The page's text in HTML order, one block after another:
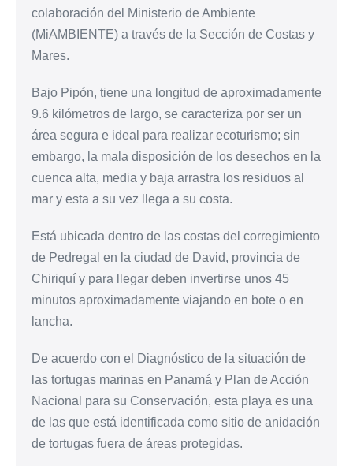
colaboración del Ministerio de Ambiente
(MiAMBIENTE) a través de la Sección de Costas y
Mares.
Bajo Pipón, tiene una longitud de aproximadamente
9.6 kilómetros de largo, se caracteriza por ser un
área segura e ideal para realizar ecoturismo; sin
embargo, la mala disposición de los desechos en la
cuenca alta, media y baja arrastra los residuos al
mar y esta a su vez llega a su costa.
Está ubicada dentro de las costas del corregimiento
de Pedregal en la ciudad de David, provincia de
Chiriquí y para llegar deben invertirse unos 45
minutos aproximadamente viajando en bote o en
lancha.
De acuerdo con el Diagnóstico de la situación de
las tortugas marinas en Panamá y Plan de Acción
Nacional para su Conservación, esta playa es una
de las que está identificada como sitio de anidación
de tortugas fuera de áreas protegidas.